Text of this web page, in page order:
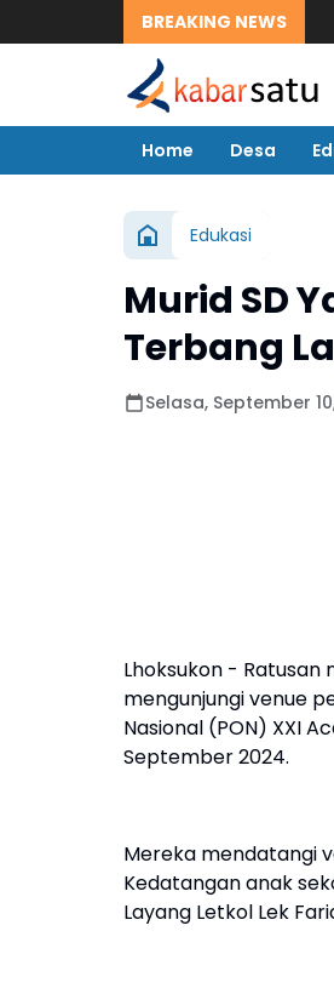
BREAKING NEWS
Home Desa
Edukasi
Murid SD
Terbang
Selasa, September
Lhoksukon -
mengunjungi venue
Nasional (PON) XXI
September 2024.
Mereka mendatangi
Kedatangan anak
Layang Letkol Lek